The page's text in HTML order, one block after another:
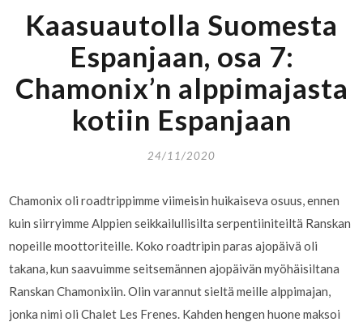
Kaasuautolla Suomesta
Espanjaan, osa 7:
Chamonix’n alppimajasta
kotiin Espanjaan
24/11/2020
Chamonix oli roadtrippimme viimeisin huikaiseva osuus, ennen
kuin siirryimme Alppien seikkailullisilta serpentiiniteiltä Ranskan
nopeille moottoriteille. Koko roadtripin paras ajopäivä oli
takana, kun saavuimme seitsemännen ajopäivän myöhäisiltana
Ranskan Chamonixiin. Olin varannut sieltä meille alppimajan,
jonka nimi oli Chalet Les Frenes. Kahden hengen huone maksoi